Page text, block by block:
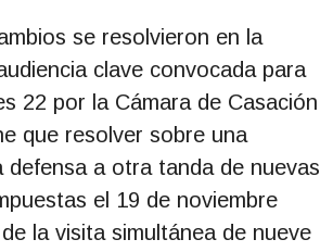
se resolvieron en la
clave convocada para
22 por la Cámara de Casación
que resolver sobre una
defensa a otra tanda de nuevas
el 19 de noviembre
la visita simultánea de nueve